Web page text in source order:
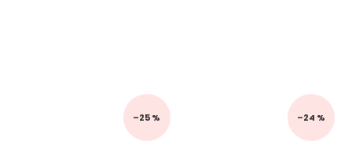
–25 % –24 %